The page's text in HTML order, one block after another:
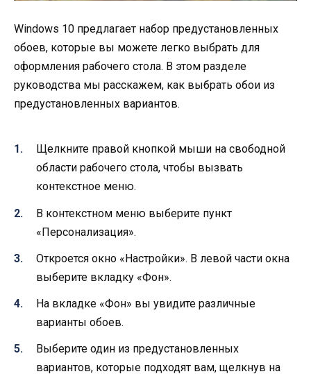
Windows 10 предлагает набор предустановленных
обоев, которые вы можете легко выбрать для
оформления рабочего стола. В этом разделе
руководства мы расскажем, как выбрать обои из
предустановленных вариантов.
Щелкните правой кнопкой мыши на свободной
области рабочего стола, чтобы вызвать
контекстное меню.
В контекстном меню выберите пункт
«Персонализация».
Откроется окно «Настройки». В левой части окна
выберите вкладку «Фон».
На вкладке «Фон» вы увидите различные
варианты обоев.
Выберите один из предустановленных
вариантов, которые подходят вам, щелкнув на